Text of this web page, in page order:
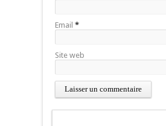
Email *
Site web